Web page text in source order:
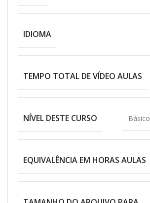
IDIOMA
TEMPO TOTAL DE VÍDEO AULAS
NÍVEL DESTE CURSO Básico
EQUIVALÊNCIA EM HORAS AULAS